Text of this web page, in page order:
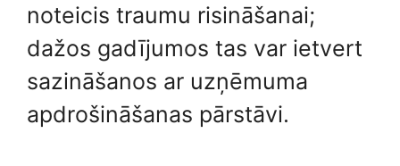
noteicis traumu risināšanai;
dažos gadījumos tas var ietvert
sazināšanos ar uzņēmuma
apdrošināšanas pārstāvi.